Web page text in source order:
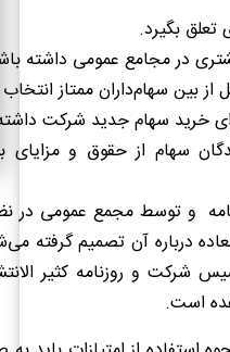
تعلق بگیرد.
در مجامع عمومی داشته
بین سهام‌داران ممتاز
خرید سهام جدید شرکت
سهام از حقوق و مزایای
و توسط مجمع عمومی در
درباره آن تصمیم گرفته
شرکت و روزنامه کثیر
است.